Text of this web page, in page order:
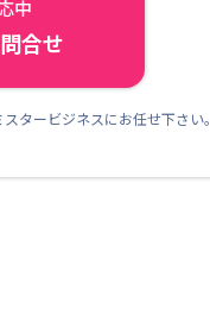
中
合せ
タービジネスにお任せ下さい。